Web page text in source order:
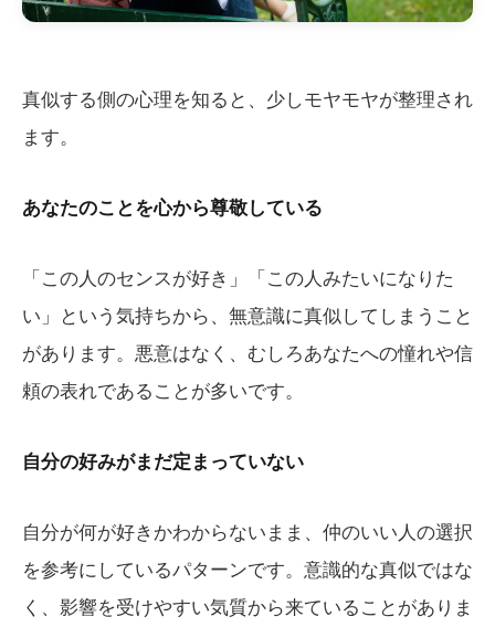
真似する側の心理を知ると、少しモヤモヤが整理され
ます。
あなたのことを心から尊敬している
「この人のセンスが好き」「この人みたいになりた
い」という気持ちから、無意識に真似してしまうこと
があります。悪意はなく、むしろあなたへの憧れや信
頼の表れであることが多いです。
自分の好みがまだ定まっていない
自分が何が好きかわからないまま、仲のいい人の選択
を参考にしているパターンです。意識的な真似ではな
く、影響を受けやすい気質から来ていることがありま